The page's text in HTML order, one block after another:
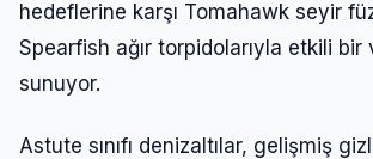
hedeflerine karşı Tomahawk seyir
Spearfish ağır torpidolarıyla etkili
sunuyor.
Astute sınıfı denizaltılar, gelişmiş